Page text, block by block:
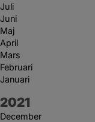
Juli
Juni
Maj
April
Mars
Februari
Januari
År:
2021
December